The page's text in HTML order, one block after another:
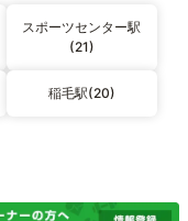
スポーツセンター駅
(21)
稲毛駅(20)